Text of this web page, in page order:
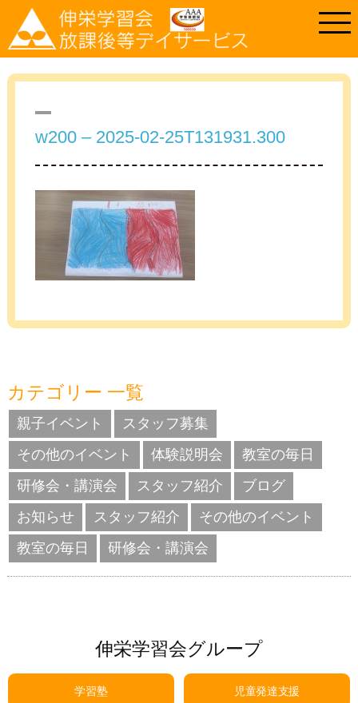
w200 – 2025-02-25T131931.300
カテゴリー 一覧
親子イベント
スタッフ募集
その他のイベント
体験説明会
教室の毎日
研修会・講演会
スタッフ紹介
ブログ
お知らせ
スタッフ紹介
その他のイベント
教室の毎日
研修会・講演会
伸栄学習会グループ
学習塾 児童発達支援